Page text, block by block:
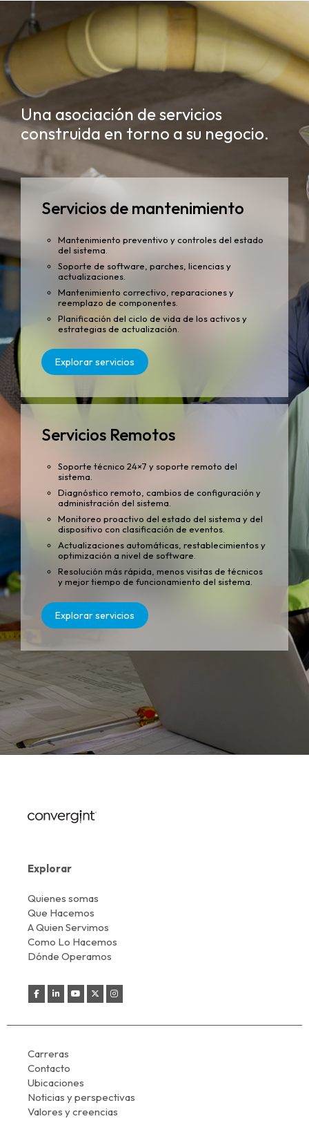
Una asociación de servicios
construida en torno a su negocio.
Servicios de mantenimiento
Mantenimiento preventivo y controles del estado
del sistema.
Soporte de software, parches, licencias y
actualizaciones.
Mantenimiento correctivo, reparaciones y
reemplazo de componentes.
Planificación del ciclo de vida de los activos y
estrategias de actualización.
Explorar servicios
Servicios Remotos
Soporte técnico 24×7 y soporte remoto del
sistema.
Diagnóstico remoto, cambios de configuración y
administración del sistema.
Monitoreo proactivo del estado del sistema y del
dispositivo con clasificación de eventos.
Actualizaciones automáticas, restablecimientos y
optimización a nivel de software.
Resolución más rápida, menos visitas de técnicos
y mejor tiempo de funcionamiento del sistema.
Explorar servicios
Explorar
Quienes somas
Que Hacemos
A Quien Servimos
Como Lo Hacemos
Dónde Operamos
Carreras
Contacto
Ubicaciones
Noticias y perspectivas
Valores y creencias